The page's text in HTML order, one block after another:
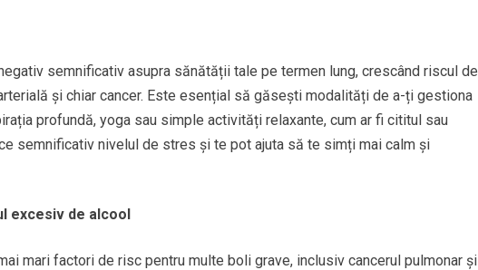
semnificativ asupra sănătății tale pe termen lung, crescând riscul de
și chiar cancer. Este esențial să găsești modalități de a-ți gestiona
profundă, yoga sau simple activități relaxante, cum ar fi cititul sau
semnificativ nivelul de stres și te pot ajuta să te simți mai calm și
excesiv de alcool
mari factori de risc pentru multe boli grave, inclusiv cancerul pulmonar și